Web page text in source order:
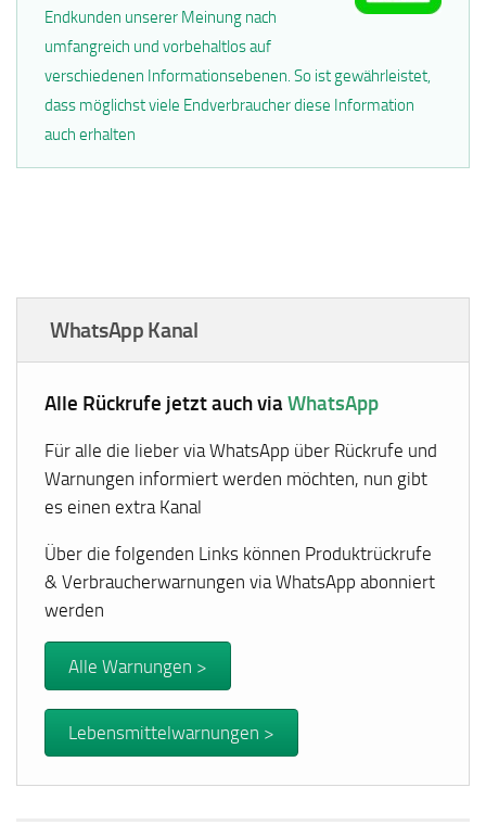
Endkunden unserer Meinung nach
umfangreich und vorbehaltlos auf
verschiedenen Informationsebenen. So ist gewährleistet,
dass möglichst viele Endverbraucher diese Information
auch erhalten
WhatsApp Kanal
Alle Rückrufe jetzt auch viaWhatsApp
Für alle die lieber via WhatsApp über Rückrufe und
Warnungen informiert werden möchten, nun gibt
es einen extra Kanal
Über die folgenden Links können Produktrückrufe
& Verbraucherwarnungen via WhatsApp abonniert
werden
Alle Warnungen >
Lebensmittelwarnungen >